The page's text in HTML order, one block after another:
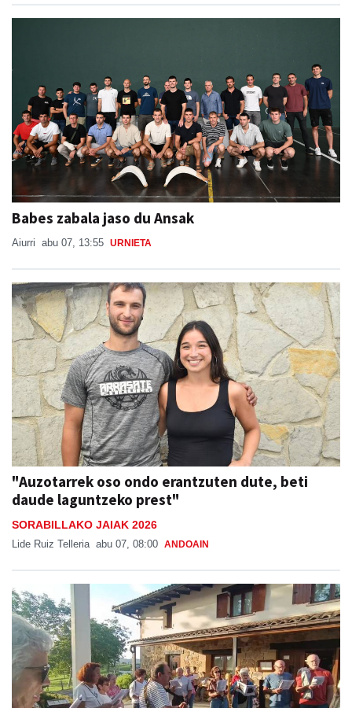
Babes zabala jaso du Ansak
Aiurri abu 07, 13:55 URNIETA
"Auzotarrek oso ondo erantzuten dute, beti
daude laguntzeko prest"
SORABILLAKO JAIAK 2026
Lide Ruiz Telleria abu 07, 08:00 ANDOAIN